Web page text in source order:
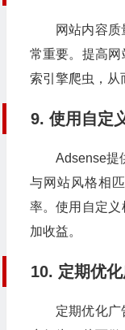
网站内容
常重要。提高
索引擎爬虫，从
9. 使用自定
Adsense提
与网站风格相
率。使用自定
加收益。
10. 定期优
定期优化广